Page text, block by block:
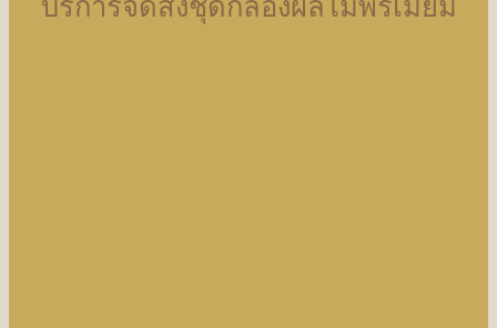
บริการจัดส่งชุดกล่องผลไม้พรีเมี่ยม